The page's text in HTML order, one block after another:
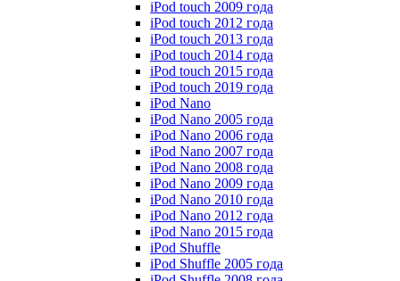
iPod touch 2009 года
iPod touch 2012 года
iPod touch 2013 года
iPod touch 2014 года
iPod touch 2015 года
iPod touch 2019 года
iPod Nano
iPod Nano 2005 года
iPod Nano 2006 года
iPod Nano 2007 года
iPod Nano 2008 года
iPod Nano 2009 года
iPod Nano 2010 года
iPod Nano 2012 года
iPod Nano 2015 года
iPod Shuffle
iPod Shuffle 2005 года